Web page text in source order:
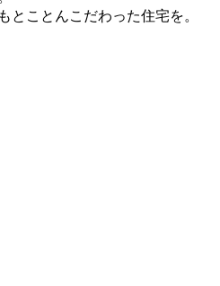
とことんこだわった住宅を。